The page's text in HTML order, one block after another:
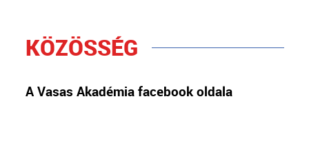
KÖZÖSSÉG
A Vasas Akadémia facebook oldala